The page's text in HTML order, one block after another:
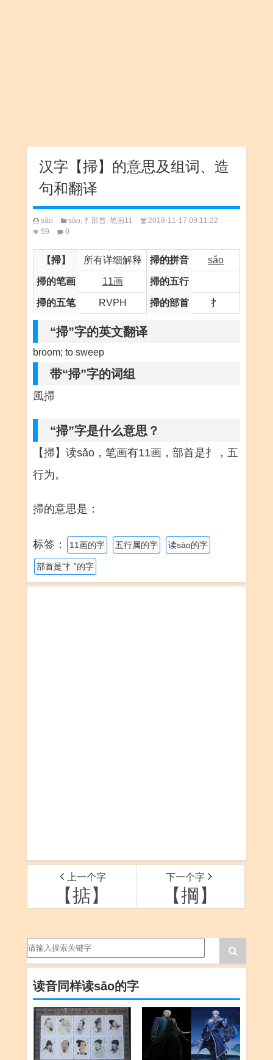
汉字【掃】的意思及组词、造
句和翻译
sǎo sào, 扌部首, 笔画11
2018-11-17 09:11:22
59
0
【掃】 所有详细解释 掃的拼音 sǎo
掃的笔画 11画 掃的五行
掃的五笔 RVPH 掃的部首 扌
“掃”字的英文翻译
broom; to sweep
带“掃”字的词组
風掃
“掃”字是什么意思？
【掃】读sǎo，笔画有11画，部首是扌，五
行为。
掃的意思是：
标签： 11画的字 五行属的字 读sào的字
部首是“扌”的字
上一个字
【掂】
下一个字
【掆】
读音同样读sǎo的字